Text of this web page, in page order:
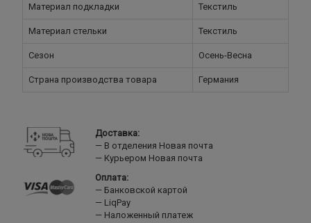
Материал подкладки Текстиль
Материал стельки Текстиль
Сезон Осень-Весна
Страна производства товара Германия
Доставка:
В отделения Новая почта
Курьером Новая почта
Оплата:
Банковской картой
LiqPay
Наложенный платеж